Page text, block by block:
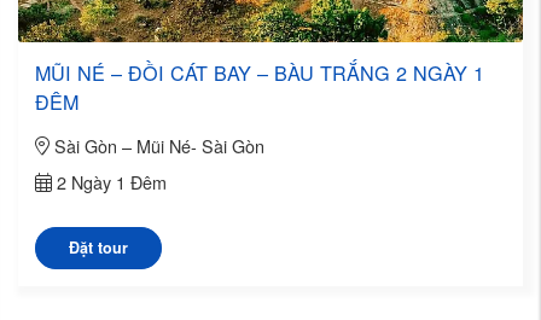
MŨI NÉ – ĐỒI CÁT BAY – BÀU TRẮNG 2 NGÀY 1
ĐÊM
Sài Gòn – Mũi Né- Sài Gòn
2 Ngày 1 Đêm
Đặt tour